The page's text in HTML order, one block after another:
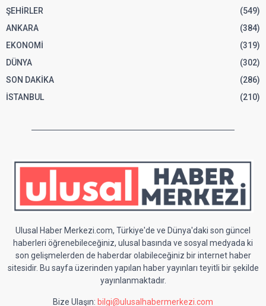
ŞEHİRLER
(549)
ANKARA
(384)
EKONOMİ
(319)
DÜNYA
(302)
SON DAKİKA
(286)
İSTANBUL
(210)
Ulusal Haber Merkezi.com, Türkiye'de ve Dünya'daki son güncel
haberleri öğrenebileceğiniz, ulusal basında ve sosyal medyada ki
son gelişmelerden de haberdar olabileceğiniz bir internet haber
sitesidir. Bu sayfa üzerinden yapılan haber yayınları teyitli bir şekilde
yayınlanmaktadır.
Bize Ulaşın: bilgi@ulusalhabermerkezi.com